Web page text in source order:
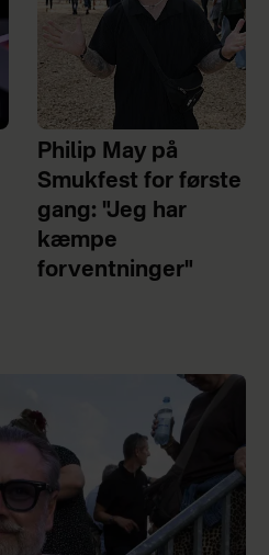
Philip May på
Smukfest for første
gang: "Jeg har
kæmpe
forventninger"